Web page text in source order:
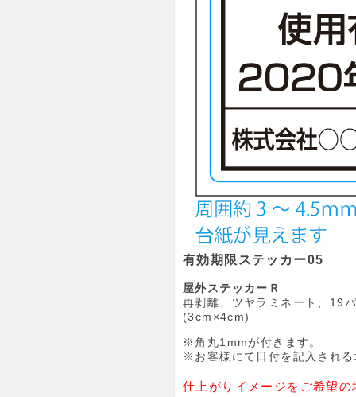
有効期限ステッカー05
屋外ステッカーＲ
再剥離、ツヤラミネート、19
(3cm×4cm)
※角丸1mmが付きます。
※お客様にて日付を記入され
仕上がりイメージをご希望の